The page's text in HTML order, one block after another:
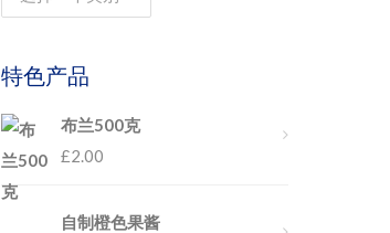
特色产品
布兰500克
£2.00
自制橙色果酱